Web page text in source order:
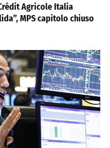
Agricole Italia
MPS capitolo chiuso